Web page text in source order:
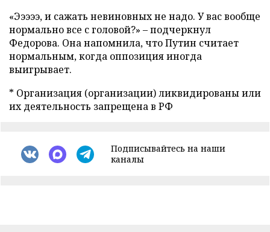
«Эээээ, и сажать невиновных не надо. У вас вообще
нормально все с головой?» – подчеркнул
Федорова. Она напомнила, что Путин считает
нормальным, когда оппозиция иногда
выигрывает.
* Организация (организации) ликвидированы или
их деятельность запрещена в РФ
Подписывайтесь на наши
каналы